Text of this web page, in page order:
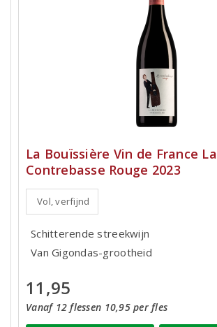
La Bouïssière Vin de France La
Contrebasse Rouge 2023
Vol, verfijnd
Schitterende streekwijn
Van Gigondas-grootheid
11,95
Vanaf 12 flessen 10,95 per fles